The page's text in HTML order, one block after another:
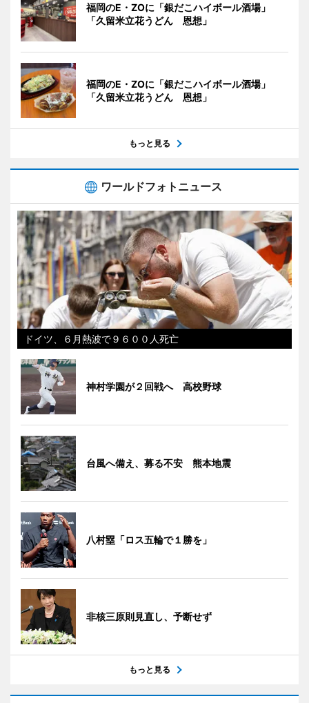
福岡のE・ZOに「銀だこハイボール酒場」
「久留米立花うどん 恩想」
福岡のE・ZOに「銀だこハイボール酒場」
「久留米立花うどん 恩想」
もっと見る
ワールドフォトニュース
ドイツ、６月熱波で９６００人死亡
神村学園が２回戦へ 高校野球
台風へ備え、募る不安 熊本地震
八村塁「ロス五輪で１勝を」
非核三原則見直し、予断せず
もっと見る